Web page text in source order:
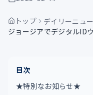
公開日
トップ
デイリーニュ
ジョージアでデジタルID
目次
★特別なお知らせ★